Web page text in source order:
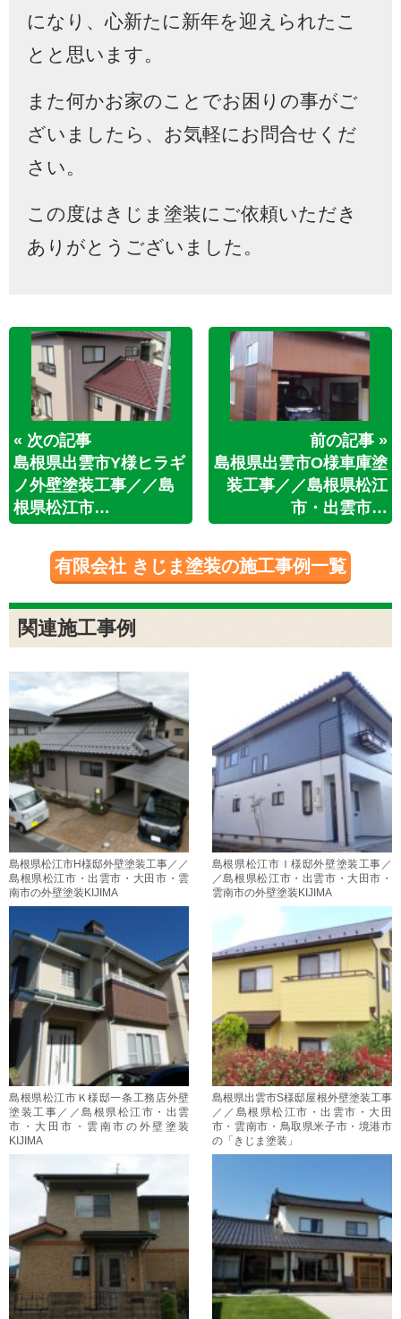
になり、心新たに新年を迎えられたこ
とと思います。
また何かお家のことでお困りの事がご
ざいましたら、お気軽にお問合せくだ
さい。
この度はきじま塗装にご依頼いただき
ありがとうございました。
« 次の記事
島根県出雲市Y様ヒラギ
ノ外壁塗装工事／／島
根県松江市…
前の記事 »
島根県出雲市O様車庫塗
装工事／／島根県松江
市・出雲市…
有限会社 きじま塗装の施工事例一覧
関連施工事例
島根県松江市H様邸外壁塗装工事／／
島根県松江市・出雲市・大田市・雲
南市の外壁塗装KIJIMA
島根県松江市Ｉ様邸外壁塗装工事／
／島根県松江市・出雲市・大田市・
雲南市の外壁塗装KIJIMA
島根県松江市Ｋ様邸一条工務店外壁
塗装工事／／島根県松江市・出雲
市・大田市・雲南市の外壁塗装
KIJIMA
島根県出雲市S様邸屋根外壁塗装工事
／／島根県松江市・出雲市・大田
市・雲南市・鳥取県米子市・境港市
の「きじま塗装」